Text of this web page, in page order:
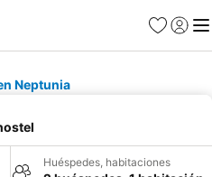
Favoritos
Iniciar
Neptunia
Huéspedes, habitaciones